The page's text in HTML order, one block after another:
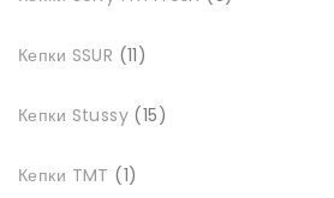
Кепки SSUR 11товарів
Кепки Stussy 15товарів
Кепки TMT 1товар